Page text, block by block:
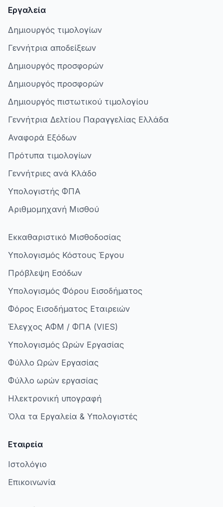
Εργαλεία
Δημιουργός τιμολογίων
Γεννήτρια αποδείξεων
Δημιουργός προσφορών
Δημιουργός προσφορών
Δημιουργός πιστωτικού τιμολογίου
Γεννήτρια Δελτίου Παραγγελίας Ελλάδα
Αναφορά Εξόδων
Πρότυπα τιμολογίων
Γεννήτριες ανά Κλάδο
Υπολογιστής ΦΠΑ
Αριθμομηχανή Μισθού
Εκκαθαριστικό Μισθοδοσίας
Υπολογισμός Κόστους Έργου
Πρόβλεψη Εσόδων
Υπολογισμός Φόρου Εισοδήματος
Φόρος Εισοδήματος Εταιρειών
Έλεγχος ΑΦΜ / ΦΠΑ (VIES)
Υπολογισμός Ωρών Εργασίας
Φύλλο Ωρών Εργασίας
Φύλλο ωρών εργασίας
Ηλεκτρονική υπογραφή
Όλα τα Εργαλεία & Υπολογιστές
Εταιρεία
Ιστολόγιο
Επικοινωνία